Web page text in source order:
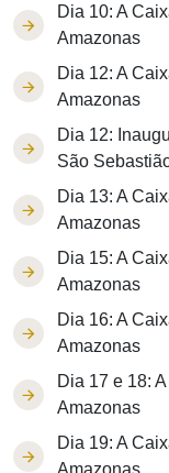
Dia 10: A
Amazonas
Dia 12: A
Amazonas
Dia 12:
São
Dia 13: A
Amazonas
Dia 15: A
Amazonas
Dia 16: A
Amazonas
Dia 17 e 18:
Amazonas
Dia 19: A
Amazonas